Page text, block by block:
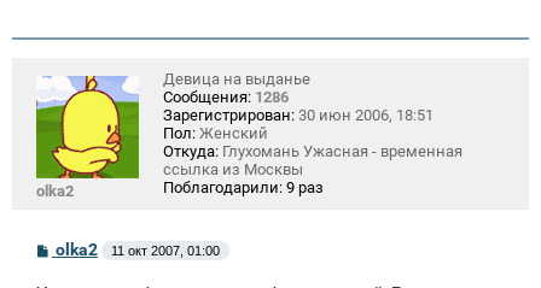
и
olka2
Девица на выданье
Сообщения: 1286
Зарегистрирован: 30 июн 2006, 18:51
Пол: Женский
Откуда: Глухомань Ужасная - временная
ссылка из Москвы
Поблагодарили: 9 раз
С
о
olka2 11 окт 2007, 01:00